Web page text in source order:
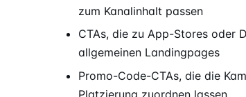
zum Kanalinhalt passen
CTAs, die zu App-Stores oder
allgemeinen Landingpages
Promo-Code-CTAs, die die
Platzierung zuordnen lassen